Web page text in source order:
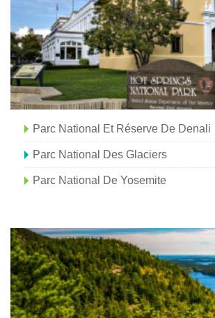
Parc National Et Réserve De Denali
Parc National Des Glaciers
Parc National De Yosemite